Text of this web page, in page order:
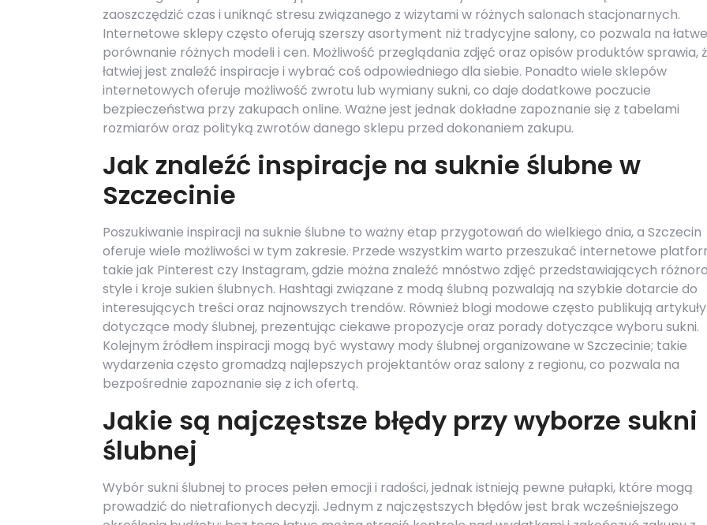
zaoszczędzić czas i uniknąć stresu związanego z wizytami w różnych salonach stacjonarnych.
Internetowe sklepy często oferują szerszy asortyment niż tradycyjne salony, co pozwala na łatwe
porównanie różnych modeli i cen. Możliwość przeglądania zdjęć oraz opisów produktów sprawia,
łatwiej jest znaleźć inspiracje i wybrać coś odpowiedniego dla siebie. Ponadto wiele sklepów
internetowych oferuje możliwość zwrotu lub wymiany sukni, co daje dodatkowe poczucie
bezpieczeństwa przy zakupach online. Ważne jest jednak dokładne zapoznanie się z tabelami
rozmiarów oraz polityką zwrotów danego sklepu przed dokonaniem zakupu.
Jak znaleźć inspiracje na suknie ślubne w
Szczecinie
Poszukiwanie inspiracji na suknie ślubne to ważny etap przygotowań do wielkiego dnia, a Szczecin
oferuje wiele możliwości w tym zakresie. Przede wszystkim warto przeszukać internetowe
takie jak Pinterest czy Instagram, gdzie można znaleźć mnóstwo zdjęć przedstawiających
style i kroje sukien ślubnych. Hashtagi związane z modą ślubną pozwalają na szybkie dotarcie do
interesujących treści oraz najnowszych trendów. Również blogi modowe często publikują artykuły
dotyczące mody ślubnej, prezentując ciekawe propozycje oraz porady dotyczące wyboru sukni.
Kolejnym źródłem inspiracji mogą być wystawy mody ślubnej organizowane w Szczecinie; takie
wydarzenia często gromadzą najlepszych projektantów oraz salony z regionu, co pozwala na
bezpośrednie zapoznanie się z ich ofertą.
Jakie są najczęstsze błędy przy wyborze sukni
ślubnej
Wybór sukni ślubnej to proces pełen emocji i radości, jednak istnieją pewne pułapki, które mogą
prowadzić do nietrafionych decyzji. Jednym z najczęstszych błędów jest brak wcześniejszego